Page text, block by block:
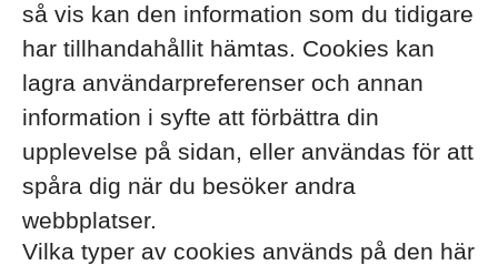
så vis kan den information som du tidigare
har tillhandahållit hämtas. Cookies kan
lagra användarpreferenser och annan
information i syfte att förbättra din
upplevelse på sidan, eller användas för att
spåra dig när du besöker andra
webbplatser.
Vilka typer av cookies används på den här